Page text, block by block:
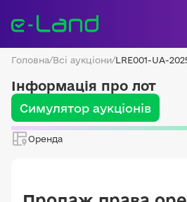
Головна/Всі аукціони/LRE001-UA-
Інформація про лот
Симулятор аукціонів
Оренда